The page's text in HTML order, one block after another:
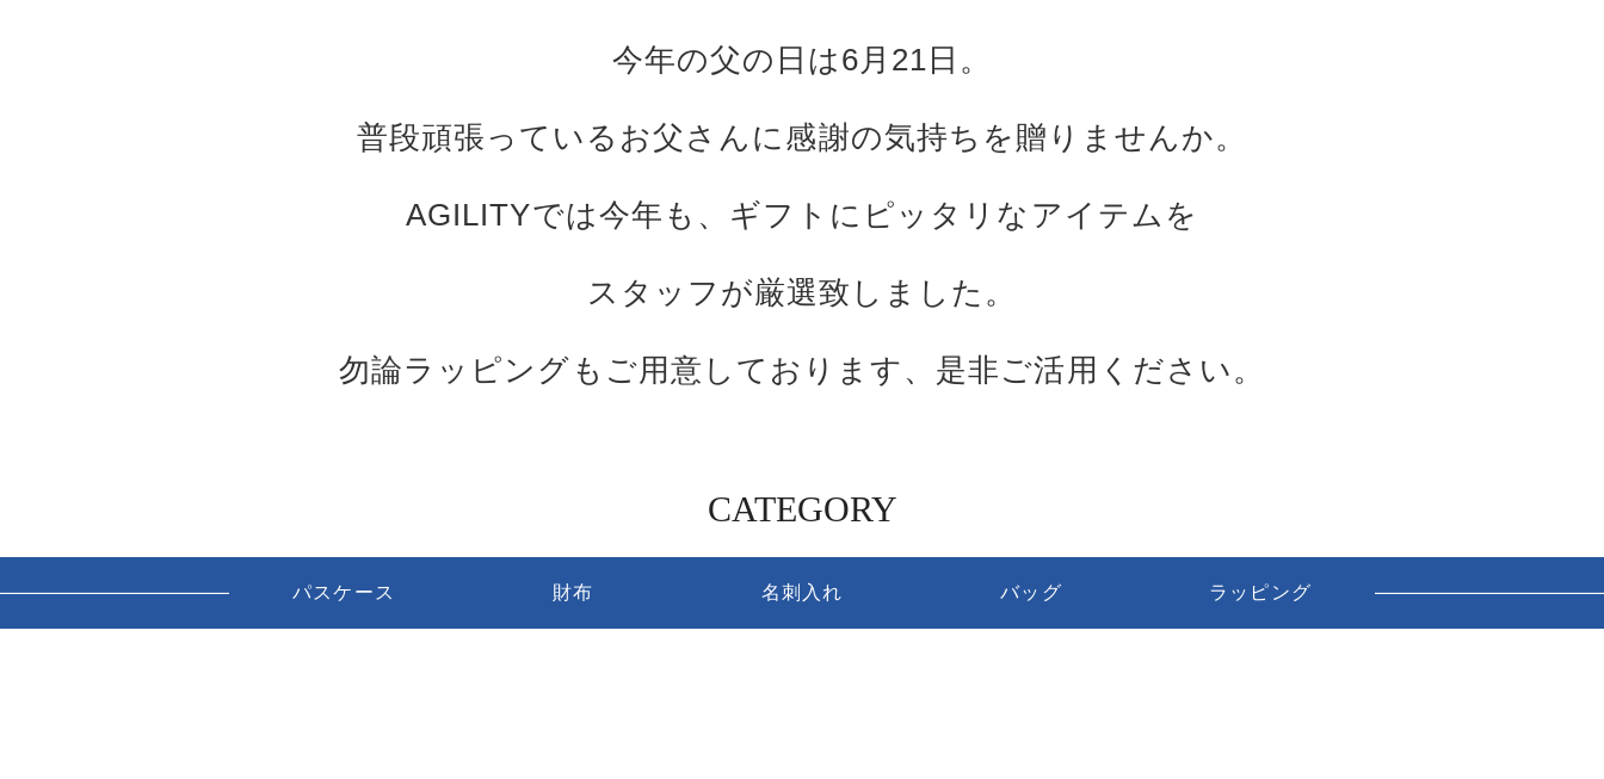
今年の父の日は6月21日。
普段頑張っているお父さんに感謝の気持ちを贈りませんか。
AGILITYでは今年も、ギフトにピッタリなアイテムを
スタッフが厳選致しました。
勿論ラッピングもご用意しております、是非ご活用ください。
CATEGORY
パスケース 財布 名刺入れ バッグ ラッピング